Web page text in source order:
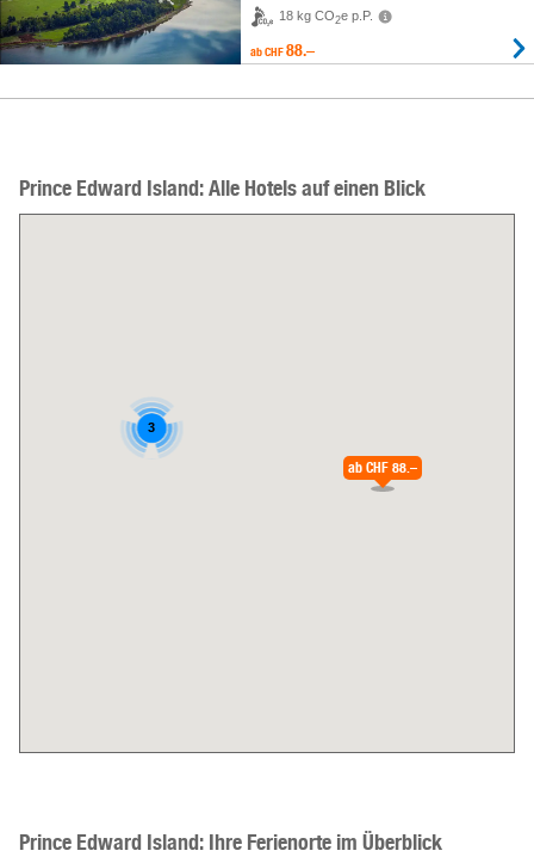
18 kg CO2e p.P.
ab CHF 88.–
Prince Edward Island: Alle Hotels auf einen Blick
3
ab CHF 88.–
Prince Edward Island: Ihre Ferienorte im Überblick